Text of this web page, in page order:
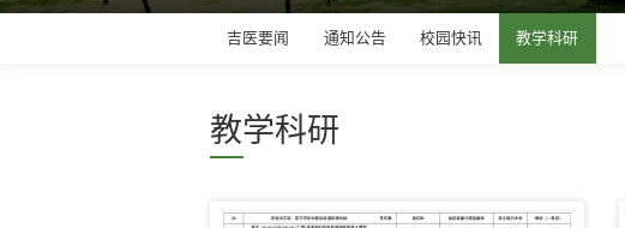
吉医要闻 通知公告 校园快讯 教学科研
教学科研